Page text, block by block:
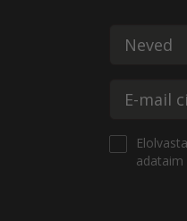
adataim